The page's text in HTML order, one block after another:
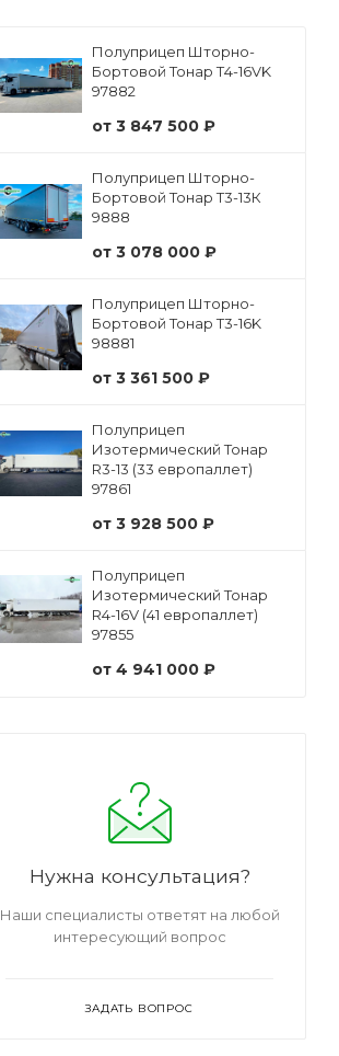
Полуприцеп Шторно-
Бортовой Тонар Т4-16VK
97882
от 3 847 500 ₽
Полуприцеп Шторно-
Бортовой Тонар Т3-13К
9888
от 3 078 000 ₽
Полуприцеп Шторно-
Бортовой Тонар Т3-16K
98881
от 3 361 500 ₽
Полуприцеп
Изотермический Тонар
R3-13 (33 европаллет)
97861
от 3 928 500 ₽
Полуприцеп
Изотермический Тонар
R4-16V (41 европаллет)
97855
от 4 941 000 ₽
Нужна консультация?
Наши специалисты ответят на любой
интересующий вопрос
ЗАДАТЬ ВОПРОС